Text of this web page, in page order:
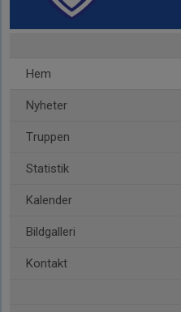
Hem
Nyheter
Truppen
Statistik
Kalender
Bildgalleri
Kontakt